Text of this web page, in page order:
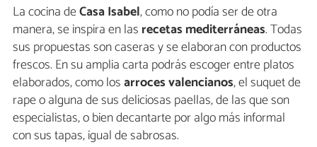
La cocina deCasa Isabel, como no podía ser de otra
manera, se inspira en las recetas mediterráneas. Todas
sus propuestas son caseras y se elaboran con productos
frescos. En su amplia carta podrás escoger entre platos
elaborados, como losarroces valencianos, el suquet de
rape o alguna de sus deliciosas paellas, de las que son
especialistas, o bien decantarte por algo más informal
con sus tapas, igual de sabrosas.